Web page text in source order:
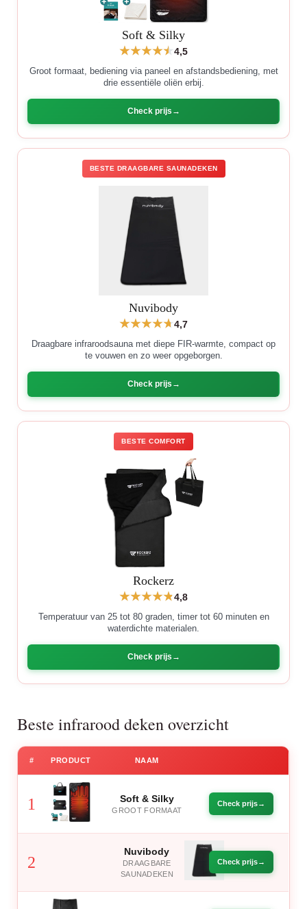
Soft & Silky
4,5
Groot formaat, bediening via paneel en afstandsbediening, met
drie essentiële oliën erbij.
Check prijs
BESTE DRAAGBARE SAUNADEKEN
Nuvibody
4,7
Draagbare infraroodsauna met diepe FIR-warmte, compact op
te vouwen en zo weer opgeborgen.
Check prijs
BESTE COMFORT
Rockerz
4,8
Temperatuur van 25 tot 80 graden, timer tot 60 minuten en
waterdichte materialen.
Check prijs
Beste infrarood deken overzicht
# PRODUCT NAAM
1 Soft & Silky
GROOT FORMAAT
Check prijs
2
Nuvibody
DRAAGBARE
SAUNADEKEN
Check prijs